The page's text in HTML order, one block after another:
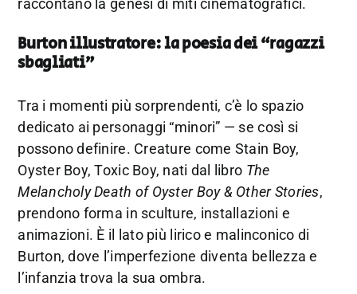
Burton illustratore: la poesia dei “ragazzi
sbagliati”
Tra i momenti più sorprendenti, c’è lo spazio
dedicato ai personaggi “minori” — se così si
possono definire. Creature come Stain Boy,
Oyster Boy, Toxic Boy, nati dal libro The
Melancholy Death of Oyster Boy & Other Stories,
prendono forma in sculture, installazioni e
animazioni. È il lato più lirico e malinconico di
Burton, dove l’imperfezione diventa bellezza e
l’infanzia trova la sua ombra.